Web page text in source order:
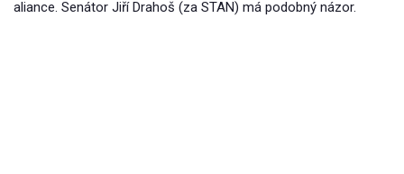
aliance. Senátor Jiří Drahoš (za STAN) má podobný názor.